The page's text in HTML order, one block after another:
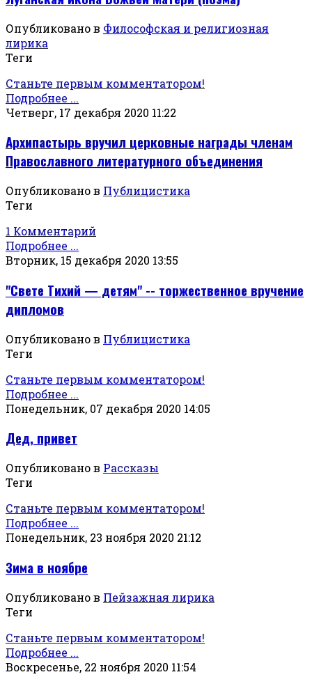
Опубликовано в Философская и религиозная
лирика
Теги
Станьте первым комментатором!
Подробнее ...
Четверг, 17 декабря 2020 11:22
Архипастырь вручил церковные награды членам
Православного литературного объединения
Опубликовано в Публицистика
Теги
1 Комментарий
Подробнее ...
Вторник, 15 декабря 2020 13:55
"Свете Тихий — детям" -- торжественное вручение
дипломов
Опубликовано в Публицистика
Теги
Станьте первым комментатором!
Подробнее ...
Понедельник, 07 декабря 2020 14:05
Дед, привет
Опубликовано в Рассказы
Теги
Станьте первым комментатором!
Подробнее ...
Понедельник, 23 ноября 2020 21:12
Зима в ноябре
Опубликовано в Пейзажная лирика
Теги
Станьте первым комментатором!
Подробнее ...
Воскресенье, 22 ноября 2020 11:54